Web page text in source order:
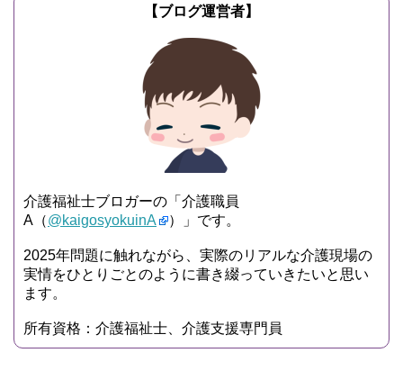
【ブログ運営者】
介護福祉士ブロガーの「介護職員
A（@kaigosyokuinA ）」です。
2025年問題に触れながら、実際のリアルな介護現場の
実情をひとりごとのように書き綴っていきたいと思い
ます。
所有資格：介護福祉士、介護支援専門員